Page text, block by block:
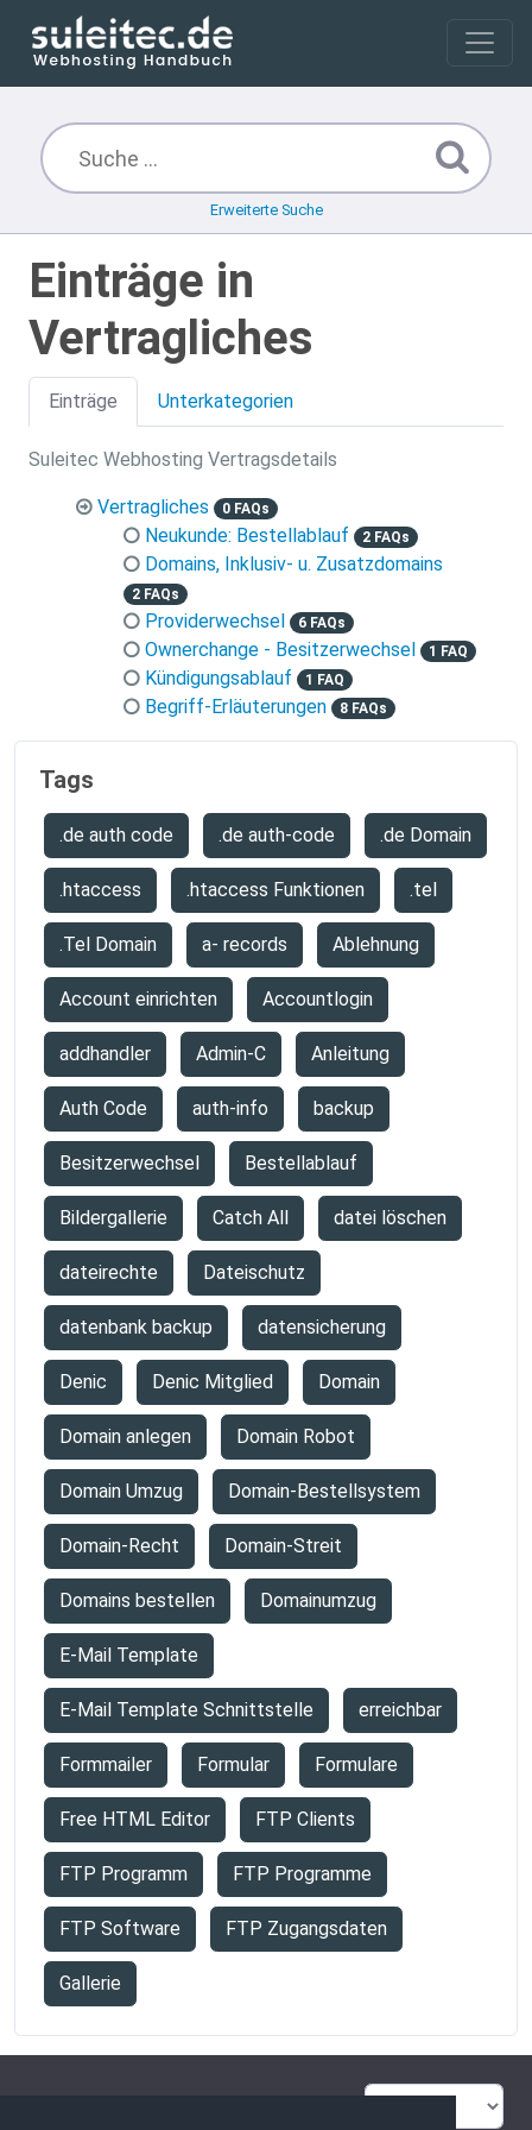
Erweiterte Suche
Einträge in
Vertragliches
Einträge Unterkategorien
Suleitec Webhosting Vertragsdetails
Vertragliches 0 FAQs
Neukunde: Bestellablauf 2 FAQs
Domains, Inklusiv- u. Zusatzdomains
2 FAQs
Providerwechsel 6 FAQs
Ownerchange - Besitzerwechsel 1 FAQ
Kündigungsablauf 1 FAQ
Begriff-Erläuterungen 8 FAQs
Tags
.de auth code .de auth-code .de Domain
.htaccess .htaccess Funktionen .tel
.Tel Domain a- records Ablehnung
Account einrichten Accountlogin
addhandler Admin-C Anleitung
Auth Code auth-info backup
Besitzerwechsel Bestellablauf
Bildergallerie Catch All datei löschen
dateirechte Dateischutz
datenbank backup datensicherung
Denic Denic Mitglied Domain
Domain anlegen Domain Robot
Domain Umzug Domain-Bestellsystem
Domain-Recht Domain-Streit
Domains bestellen Domainumzug
E-Mail Template
E-Mail Template Schnittstelle erreichbar
Formmailer Formular Formulare
Free HTML Editor FTP Clients
FTP Programm FTP Programme
FTP Software FTP Zugangsdaten
Gallerie